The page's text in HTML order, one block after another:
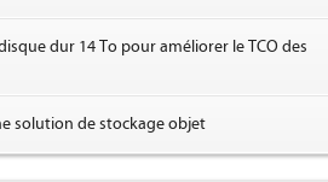
dur 14 To pour améliorer le TCO des
solution de stockage objet